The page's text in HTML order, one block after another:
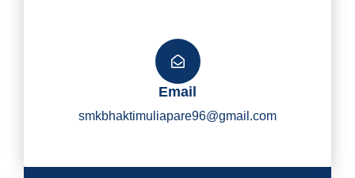
Y
I
Email
smkbhaktimuliapare96@gmail.com